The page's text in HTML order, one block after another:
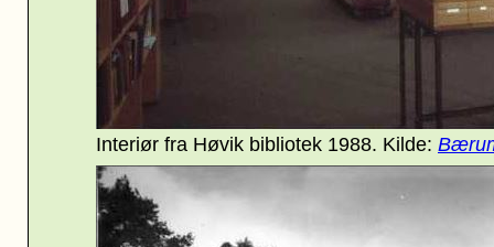
Interiør fra Høvik bibliotek 1988. Kilde: